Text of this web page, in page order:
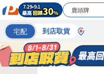
宅配 到店取貨